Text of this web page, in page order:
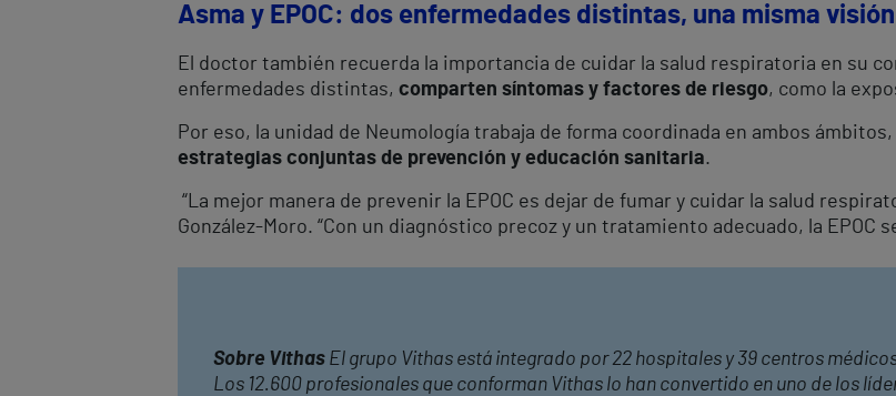
Asma y EPOC: dos enfermedades distintas, una misma
El doctor también recuerda la importancia de cuidar la salud respiratoria en su
enfermedades distintas, comparten síntomas y factores de riesgo, como la
Por eso, la unidad de Neumología trabaja de forma coordinada en ambos
estrategias conjuntas de prevención y educación sanitaria.
“La mejor manera de prevenir la EPOC es dejar de fumar y cuidar la salud
González-Moro. “Con un diagnóstico precoz y un tratamiento adecuado, la EPOC
Sobre Vithas El grupo Vithas está integrado por 22 hospitales y 39 centros
Los 12.600 profesionales que conforman Vithas lo han convertido en uno de los